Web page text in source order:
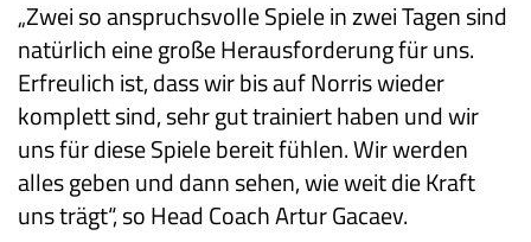
„Zwei so anspruchsvolle Spiele in zwei Tagen sind
natürlich eine große Herausforderung für uns.
Erfreulich ist, dass wir bis auf Norris wieder
komplett sind, sehr gut trainiert haben und wir
uns für diese Spiele bereit fühlen. Wir werden
alles geben und dann sehen, wie weit die Kraft
uns trägt“, so Head Coach Artur Gacaev.